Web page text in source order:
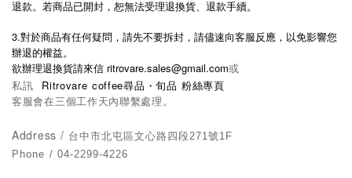
退款。 若商品已開封，恕無法受理退換貨、退款手續。
3.對於商品有任何疑問，請先不要拆封，請儘速向客服反應，以免影響您
辦退的權益。
欲辦理退換貨請來信 ritrovare.sales@gmail.com或
私訊
Ritrovare coffee尋品・旬品 粉絲專頁
客服會在三個工作天內聯繫處理。
Address / 台中市北屯區文心路四段271號1F
Phone / 04-2299-4226